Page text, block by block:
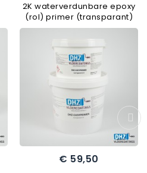
2K waterverdunbare epoxy
(rol) primer (transparant)
Prijs
€ 59,50